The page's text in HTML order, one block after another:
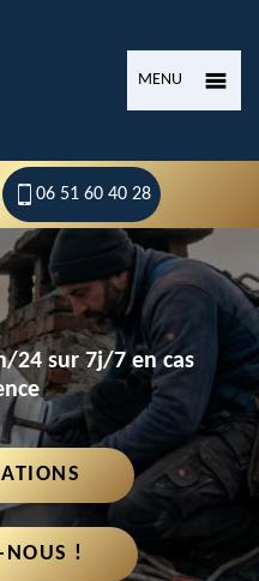
MENU
06 51 60 40 28
24 sur 7j/7 en cas
NOUS !